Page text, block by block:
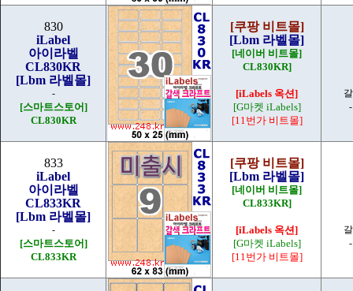
830
iLabel
아이라벨
CL830KR
[Lbm 라벨몰]
-
[스마트스토어]
CL830KR
[쿠팡 비트몰]
[Lbm 라벨몰]
[네이버 비트몰]
CL830KR]
[iLabels 옥션]
[G마켓 iLabels]
[11번가 비트몰]
833
iLabel
아이라벨
CL833KR
[Lbm 라벨몰]
-
[스마트스토어]
CL833KR
[쿠팡 비트몰]
[Lbm 라벨몰]
[네이버 비트몰]
CL833KR]
[iLabels 옥션]
[G마켓 iLabels]
[11번가 비트몰]